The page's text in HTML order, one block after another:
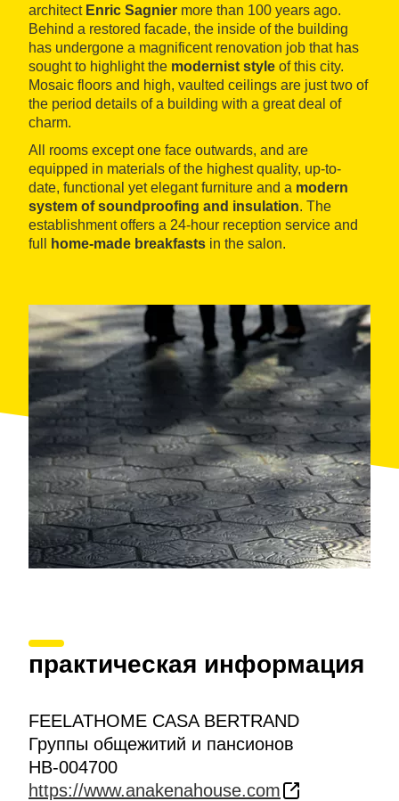
architect Enric Sagnier more than 100 years ago.
Behind a restored facade, the inside of the building
has undergone a magnificent renovation job that has
sought to highlight the modernist style of this city.
Mosaic floors and high, vaulted ceilings are just two of
the period details of a building with a great deal of
charm.
All rooms except one face outwards, and are
equipped in materials of the highest quality, up-to-
date, functional yet elegant furniture and a modern
system of soundproofing and insulation. The
establishment offers a 24-hour reception service and
full
home-made breakfasts in the salon.
практическая информация
FEELATHOME CASA BERTRAND
Группы общежитий и пансионов
HB-004700
https://www.anakenahouse.com